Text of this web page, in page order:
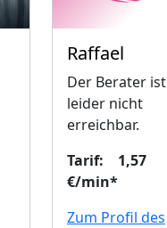
Raffael
Der Berater ist
leider nicht
erreichbar.
Tarif: 1,57
€/min*
Zum Profil des